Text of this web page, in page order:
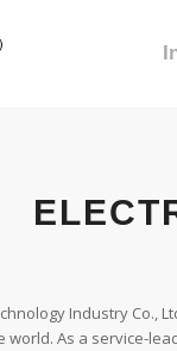
Industry Co.,
As a service-